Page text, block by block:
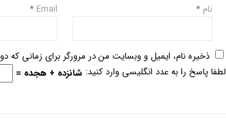
نام *
Email
*
ذخیره نام، ایمیل و وبسایت من در مرورگر برای زمانی که
لطفا پاسخ را به عدد انگلیسی وارد کنید: شانزده + هجده =